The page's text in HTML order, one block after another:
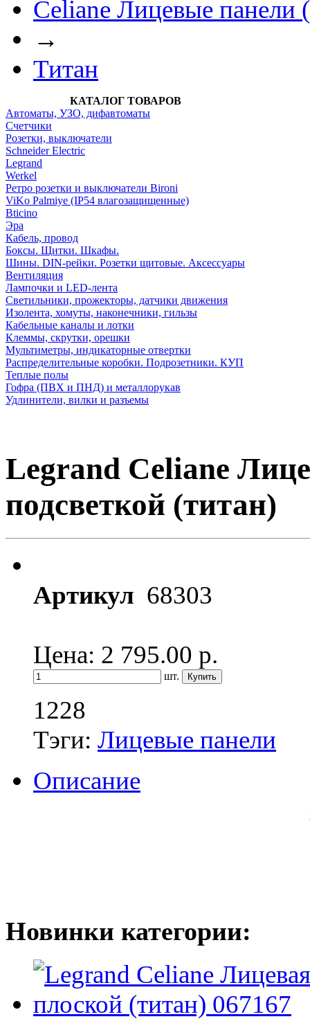
Celiane Лицевые панели
→
Титан
КАТАЛОГ ТОВАРОВ
Автоматы, УЗО, дифавтоматы
Счетчики
Розетки, выключатели
Schneider Electric
Legrand
Werkel
Ретро розетки и выключатели Bironi
ViKo Palmiye (IP54 влагозащищенные)
Bticino
Эра
Кабель, провод
Боксы. Щитки. Шкафы.
Шины. DIN-рейки. Розетки щитовые. Аксессуары
Вентиляция
Лампочки и LED-лента
Светильники, прожекторы, датчики движения
Изолента, хомуты, наконечники, гильзы
Кабельные каналы и лотки
Клеммы, скрутки, орешки
Мультиметры, индикаторные отвертки
Распределительные коробки. Подрозетники. КУП
Теплые полы
Гофра (ПВХ и ПНД) и металлорукав
Удлинители, вилки и разъемы
Legrand Celiane
подсветкой (титан)
Артикул 68303
Цена: 2 795.00 р.
шт.
1228
Тэги: Лицевые панели
Описание
Новинки категории: